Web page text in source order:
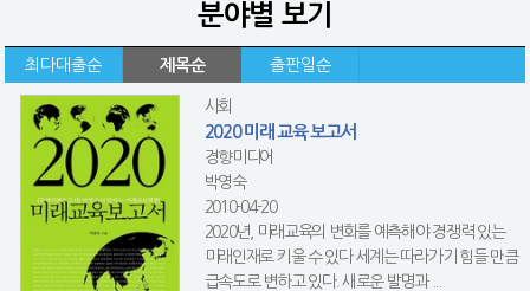
분야별 보기
최다대출순 제목순 출판일순
사회
2020 미래 교육 보고서
경향미디어
박영숙
2010-04-20
2020년, 미래교육의 변화를 예측해야 경쟁력 있는
미래인재로 키울 수 있다 세계는 따라가기 힘들 만큼
급속도로 변하고 있다. 새로운 발명과 ...